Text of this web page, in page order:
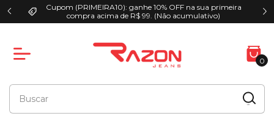
Cupom (PRIMEIRA10): ganhe 10% OFF na sua primeira
compra acima de R$ 99. (Não acumulativo)
0